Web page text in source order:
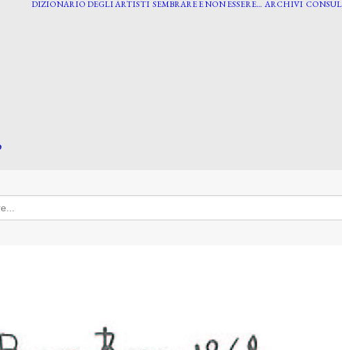
DIZIONARIO DEGLI ARTISTI SEMBRARE E NON ESSERE… ARCHIVI